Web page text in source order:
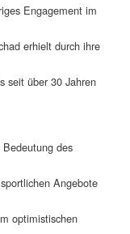
Engagement im
erhielt durch ihre
seit über 30 Jahren
des
Angebote
optimistischen